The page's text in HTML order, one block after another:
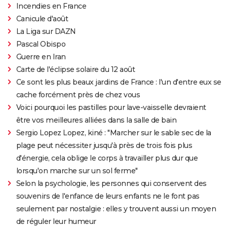
Incendies en France
Canicule d'août
La Liga sur DAZN
Pascal Obispo
Guerre en Iran
Carte de l'éclipse solaire du 12 août
Ce sont les plus beaux jardins de France : l'un d'entre eux se
cache forcément près de chez vous
Voici pourquoi les pastilles pour lave-vaisselle devraient
être vos meilleures alliées dans la salle de bain
Sergio Lopez Lopez, kiné : "Marcher sur le sable sec de la
plage peut nécessiter jusqu'à près de trois fois plus
d'énergie, cela oblige le corps à travailler plus dur que
lorsqu'on marche sur un sol ferme"
Selon la psychologie, les personnes qui conservent des
souvenirs de l'enfance de leurs enfants ne le font pas
seulement par nostalgie : elles y trouvent aussi un moyen
de réguler leur humeur